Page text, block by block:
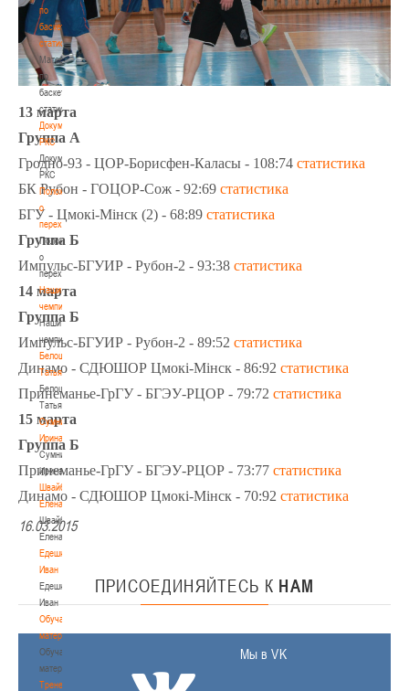
по
баскетбольной
статистике
Материалы
по
баскетбольной
статистике
Документы
РКС
Документы
РКС
Положение
о
переходах
Положение
о
переходах
Наши
чемпионы
Наши
чемпионы
Белошапко
Татьяна
Белошапко
Татьяна
Сумникова
Ирина
Сумникова
Ирина
Швайбович
Елена
Швайбович
Елена
Едешко
Иван
Едешко
Иван
Обучающие
материалы
Обучающие
материалы
Тренерам
13 марта
Группа А
Гродно-93 - ЦОР-Борисфен-Каласы - 108:74 статистика
БК Рубон - ГОЦОР-Сож - 92:69 статистика
БГУ - Цмокi-Мiнск (2) - 68:89 статистика
Группа Б
Импульс-БГУИР - Рубон-2 - 93:38 статистика
14 марта
Группа Б
Импульс-БГУИР - Рубон-2 - 89:52 статистика
Динамо - СДЮШОР Цмокi-Мiнск - 86:92 статистика
Принеманье-ГрГУ - БГЭУ-РЦОР - 79:72 статистика
15 марта
Группа Б
Принеманье-ГрГУ - БГЭУ-РЦОР - 73:77 статистика
Динамо - СДЮШОР Цмокi-Мiнск - 70:92 статистика
16.03.2015
ПРИСОЕДИНЯЙТЕСЬ К НАМ
Мы в VK